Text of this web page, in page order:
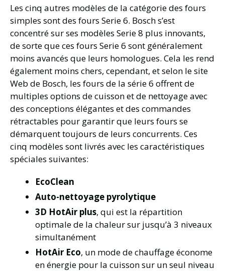
Les cinq autres modèles de la catégorie des fours
simples sont des fours Serie 6. Bosch s’est
concentré sur ses modèles Serie 8 plus innovants,
de sorte que ces fours Serie 6 sont généralement
moins avancés que leurs homologues. Cela les rend
également moins chers, cependant, et selon le site
Web de Bosch, les fours de la série 6 offrent de
multiples options de cuisson et de nettoyage avec
des conceptions élégantes et des commandes
rétractables pour garantir que leurs fours se
démarquent toujours de leurs concurrents. Ces
cinq modèles sont livrés avec les caractéristiques
spéciales suivantes:
EcoClean
Auto-nettoyage pyrolytique
3D HotAir plus, qui est la répartition
optimale de la chaleur sur jusqu’à 3 niveaux
simultanément
HotAir Eco, un mode de chauffage économe
en énergie pour la cuisson sur un seul niveau